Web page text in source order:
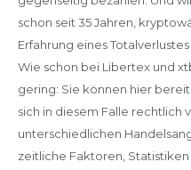
schon seit 35 Jahren,
Erfahrung eines
Wie schon bei Libertex und
gering: Sie können hier
sich in diesem Falle rechtlich
unterschiedlichen
zeitliche Faktoren,